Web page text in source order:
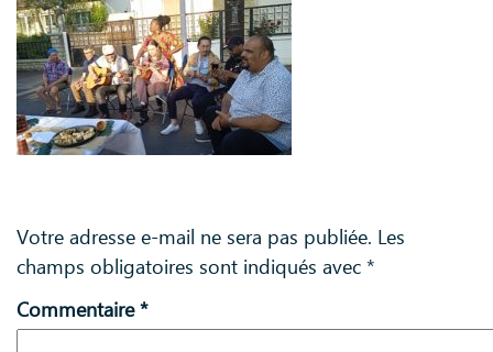
Votre adresse e-mail ne sera pas publiée. Les
champs obligatoires sont indiqués avec *
Commentaire*